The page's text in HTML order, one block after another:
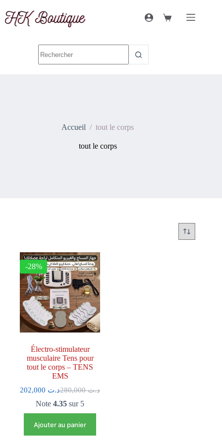
Accueil / tout le corps
tout le corps
-28%
Électro-stimulateur
musculaire Tens pour
tout le corps – TENS
EMS
د.ت280,000 د.ت
Note4.35 sur 5
Ajouter au panier